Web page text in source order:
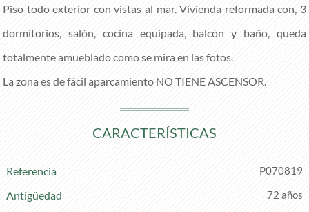
Piso todo exterior con vistas al mar. Vivienda reformada con, 3
dormitorios, salón, cocina equipada, balcón y baño, queda
totalmente amueblado como se mira en las fotos.
La zona es de fácil aparcamiento NO TIENE ASCENSOR.
CARACTERÍSTICAS
Referencia P070819
Antigüedad 72 años